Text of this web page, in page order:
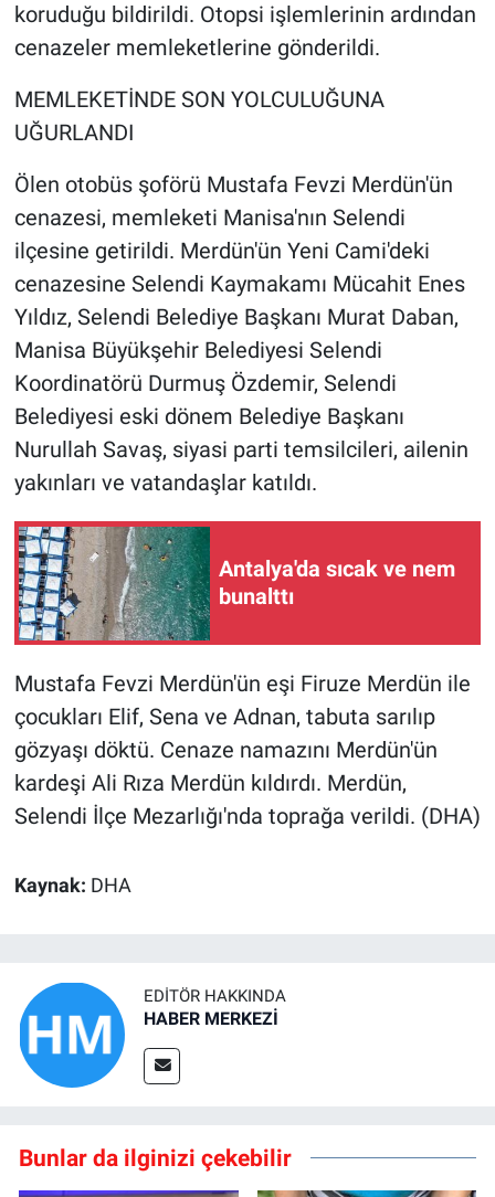
koruduğu bildirildi. Otopsi işlemlerinin ardından
cenazeler memleketlerine gönderildi.
MEMLEKETİNDE SON YOLCULUĞUNA
UĞURLANDI
Ölen otobüs şoförü Mustafa Fevzi Merdün'ün
cenazesi, memleketi Manisa'nın Selendi
ilçesine getirildi. Merdün'ün Yeni Cami'deki
cenazesine Selendi Kaymakamı Mücahit Enes
Yıldız, Selendi Belediye Başkanı Murat Daban,
Manisa Büyükşehir Belediyesi Selendi
Koordinatörü Durmuş Özdemir, Selendi
Belediyesi eski dönem Belediye Başkanı
Nurullah Savaş, siyasi parti temsilcileri, ailenin
yakınları ve vatandaşlar katıldı.
Antalya'da sıcak ve nem
bunalttı
Mustafa Fevzi Merdün'ün eşi Firuze Merdün ile
çocukları Elif, Sena ve Adnan, tabuta sarılıp
gözyaşı döktü. Cenaze namazını Merdün'ün
kardeşi Ali Rıza Merdün kıldırdı. Merdün,
Selendi İlçe Mezarlığı'nda toprağa verildi. (DHA)
Kaynak: DHA
EDITÖR HAKKINDA
HABER MERKEZİ
Bunlar da ilginizi çekebilir